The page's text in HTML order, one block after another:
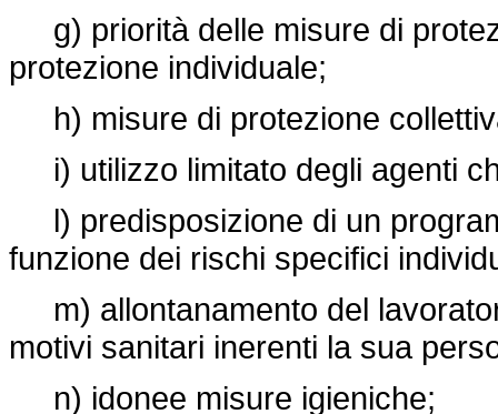
g) priorità delle misure di
protezione individuale;
h) misure di protezione
i) utilizzo limitato degli agenti
l) predisposizione di un
funzione dei rischi specifici
m) allontanamento del
motivi sanitari inerenti la sua
n) idonee misure igieniche;